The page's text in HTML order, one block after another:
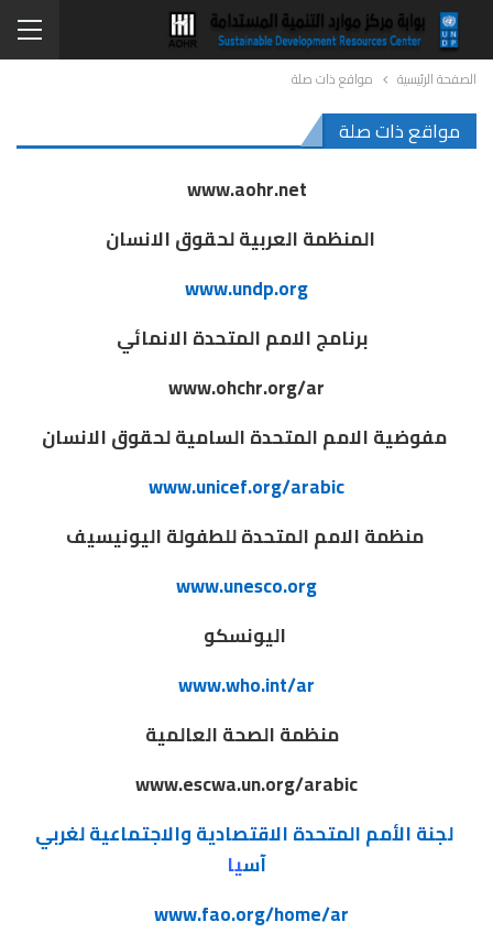
الصفحة الرئيسية مواقع ذات صلة
مواقع ذات صلة
www.aohr.net
المنظمة العربية لحقوق الانسان
www.undp.org
برنامج الامم المتحدة الانمائي
www.ohchr.org/ar‎
مفوضية الامم المتحدة السامية لحقوق الانسان
www.unicef.org/arabic
منظمة الامم المتحدة للطفولة اليونيسيف
www.unesco.org
اليونسكو
www.who.int/ar
منظمة الصحة العالمية
www.escwa.un.org/arabic
لجنة الأمم المتحدة الاقتصادية والاجتماعية لغربي
آسيا
www.fao.org/home/ar